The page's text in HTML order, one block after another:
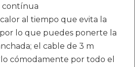
contínua
al tiempo que evita la
lo que puedes ponerte la
el cable de 3 m
cómodamente por todo el